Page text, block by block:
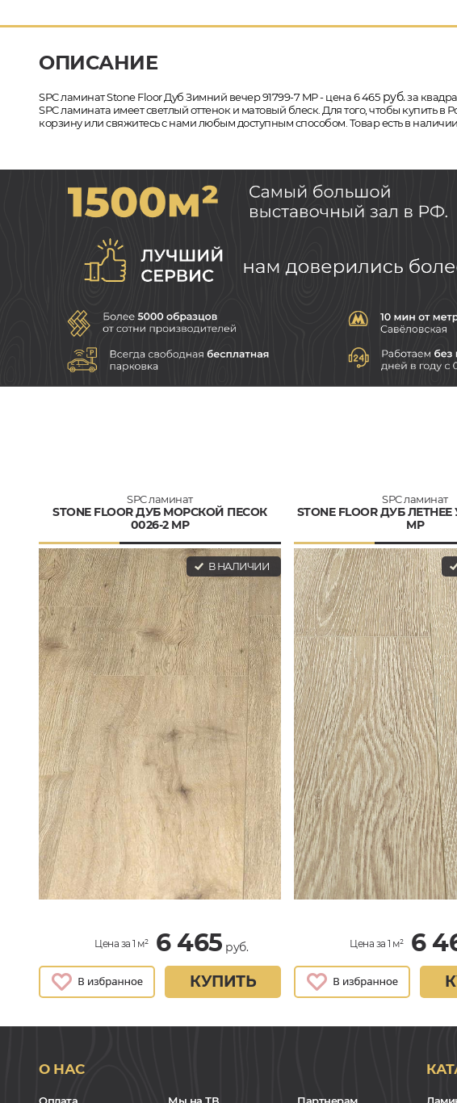
ОПИСАНИЕ
SPC ламинат Stone Floor Дуб Зимний вечер 91799-7 MP - цена 6 465руб.за
SPC ламината имеет светлый оттенок и матовый блеск. Для того, чтобы купить
корзину или свяжитесь с нами любым доступным способом. Товар есть в
SPC ламинат
STONE FLOOR ДУБ МОРСКОЙ ПЕСОК
0026-2 MP
В НАЛИЧИИ
Цена за 1 м² 6 465 руб.
КУПИТЬ
SPC ламинат
STONE FLOOR ДУБ ЛЕТНЕЕ
MP
Цена за 1 м² 6
О НАС
Оплата Мы на ТВ Партнерам